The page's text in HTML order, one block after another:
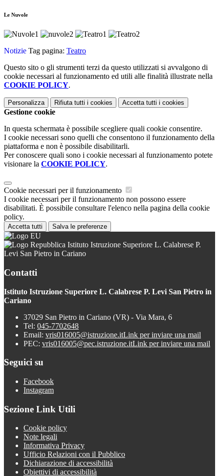
Le Nuvole
Notizie Tag pagina: Teatro
Questo sito o gli strumenti terzi da questo utilizzati si avvalgono di
cookie necessari al funzionamento ed utili alle finalità illustrate nella
COOKIE POLICY.
Personalizza Rifiuta tutti i cookies Accetta tutti i cookies
Gestione cookie
In questa schermata è possibile scegliere quali cookie consentire.
I cookie necessari sono quelli che consentono il funzionamento della
piattaforma e non è possibile disabilitarli.
Per conoscere quali sono i cookie necessari al funzionamento potete
visionare la COOKIE POLICY.
Cookie necessari per il funzionamento
I cookie necessari per il funzionamento non possono essere
disabilitati. È possibile consultare l'elenco nella pagina della cookie
policy.
Accetta tutti Salva le preferenze
Istituto Istruzione Superiore L. Calabrese P.
Levi San Pietro in Cariano
Contatti
Istituto Istruzione Superiore L. Calabrese P. Levi San Pietro in
Cariano
37029 San Pietro in Cariano (VR) - Via Mara, 6
Tel: 045-7702648
Email: vris016005@istruzione.itLink per inviare una mail
PEC: vris016005@pec.istruzione.itLink per inviare una mail
Seguici su
Facebook
Instagram
Sezione Link Utili
Cookie policy
Note legali
Informativa Privacy
Ufficio Relazioni con il Pubblico
Dichiarazione di accessibilità
Obiettivi di accessibilità